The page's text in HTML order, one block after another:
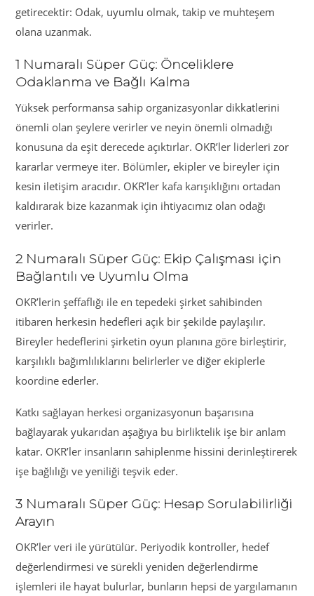
getirecektir: Odak, uyumlu olmak, takip ve muhteşem
olana uzanmak.
1 Numaralı Süper Güç: Önceliklere
Odaklanma ve Bağlı Kalma
Yüksek performansa sahip organizasyonlar dikkatlerini
önemli olan şeylere verirler ve neyin önemli olmadığı
konusuna da eşit derecede açıktırlar. OKR’ler liderleri zor
kararlar vermeye iter. Bölümler, ekipler ve bireyler için
kesin iletişim aracıdır. OKR’ler kafa karışıklığını ortadan
kaldırarak bize kazanmak için ihtiyacımız olan odağı
verirler.
2 Numaralı Süper Güç: Ekip Çalışması için
Bağlantılı ve Uyumlu Olma
OKR’lerin şeffaflığı ile en tepedeki şirket sahibinden
itibaren herkesin hedefleri açık bir şekilde paylaşılır.
Bireyler hedeflerini şirketin oyun planına göre birleştirir,
karşılıklı bağımlılıklarını belirlerler ve diğer ekiplerle
koordine ederler.
Katkı sağlayan herkesi organizasyonun başarısına
bağlayarak yukarıdan aşağıya bu birliktelik işe bir anlam
katar. OKR’ler insanların sahiplenme hissini derinleştirerek
işe bağlılığı ve yeniliği teşvik eder.
3 Numaralı Süper Güç: Hesap Sorulabilirliği
Arayın
OKR’ler veri ile yürütülür. Periyodik kontroller, hedef
değerlendirmesi ve sürekli yeniden değerlendirme
işlemleri ile hayat bulurlar, bunların hepsi de yargılamanın